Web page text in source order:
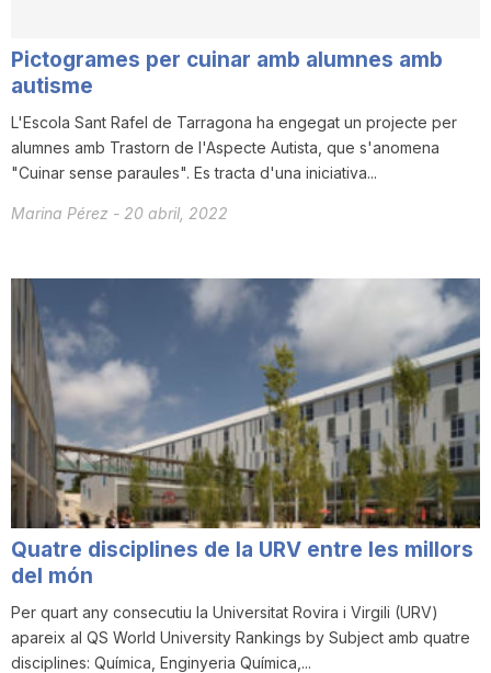
Pictogrames per cuinar amb alumnes amb
autisme
L'Escola Sant Rafel de Tarragona ha engegat un projecte per
alumnes amb Trastorn de l'Aspecte Autista, que s'anomena
"Cuinar sense paraules". Es tracta d'una iniciativa...
Marina Pérez - 20 abril, 2022
Quatre disciplines de la URV entre les millors
del món
Per quart any consecutiu la Universitat Rovira i Virgili (URV)
apareix al QS World University Rankings by Subject amb quatre
disciplines: Química, Enginyeria Química,...